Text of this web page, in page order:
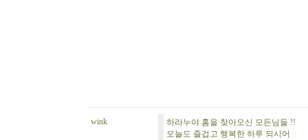
wink
하라누야 홈을 찾아오신 모든님들 !!
오늘도 즐겁고 행복한 하루 되시어